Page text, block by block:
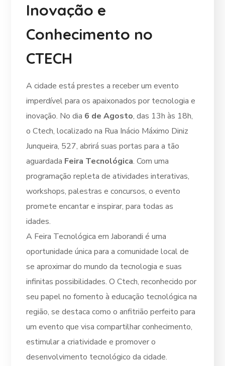
Inovação e
Conhecimento no
CTECH
A cidade está prestes a receber um evento
imperdível para os apaixonados por tecnologia e
inovação. No dia 6 de Agosto, das 13h às 18h,
o Ctech, localizado na Rua Inácio Máximo Diniz
Junqueira, 527, abrirá suas portas para a tão
aguardada Feira Tecnológica. Com uma
programação repleta de atividades interativas,
workshops, palestras e concursos, o evento
promete encantar e inspirar, para todas as
idades.
A Feira Tecnológica em Jaborandi é uma
oportunidade única para a comunidade local de
se aproximar do mundo da tecnologia e suas
infinitas possibilidades. O Ctech, reconhecido por
seu papel no fomento à educação tecnológica na
região, se destaca como o anfitrião perfeito para
um evento que visa compartilhar conhecimento,
estimular a criatividade e promover o
desenvolvimento tecnológico da cidade.